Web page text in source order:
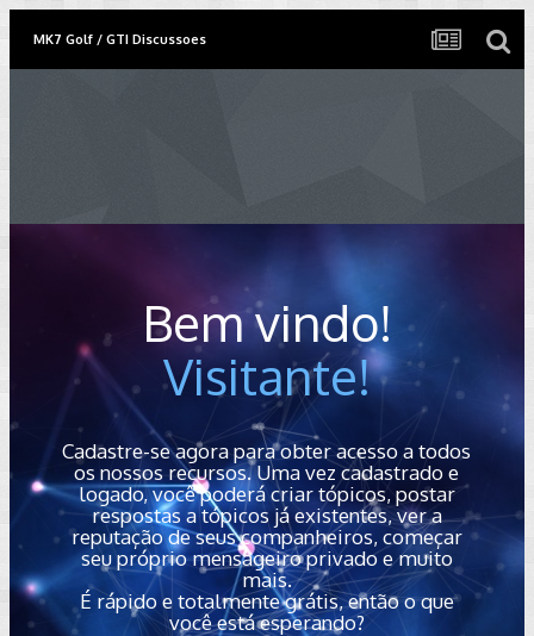
MK7 Golf / GTI Discussoes
Bem vindo!
Visitante!
Cadastre-se agora para obter acesso a todos
os nossos recursos. Uma vez cadastrado e
logado, você poderá criar tópicos, postar
respostas a tópicos já existentes, ver a
reputação de seus companheiros, começar
seu próprio mensageiro privado e muito
mais.
É rápido e totalmente grátis, então o que
você está esperando?